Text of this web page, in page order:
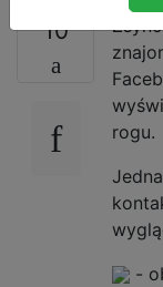
10
rogu.
-